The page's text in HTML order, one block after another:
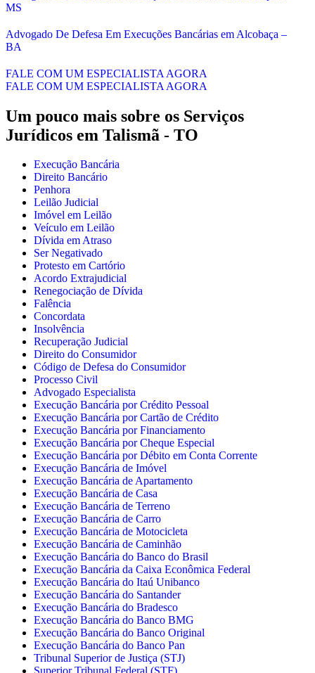
MS
Advogado De Defesa Em Execuções Bancárias em Alcobaça –
BA
FALE COM UM ESPECIALISTA AGORA
FALE COM UM ESPECIALISTA AGORA
Um pouco mais sobre os Serviços
Jurídicos em Talismã - TO
Execução Bancária
Direito Bancário
Penhora
Leilão Judicial
Imóvel em Leilão
Veículo em Leilão
Dívida em Atraso
Ser Negativado
Protesto em Cartório
Acordo Extrajudicial
Renegociação de Dívida
Falência
Concordata
Insolvência
Recuperação Judicial
Direito do Consumidor
Código de Defesa do Consumidor
Processo Civil
Advogado Especialista
Execução Bancária por Crédito Pessoal
Execução Bancária por Cartão de Crédito
Execução Bancária por Financiamento
Execução Bancária por Cheque Especial
Execução Bancária por Débito em Conta Corrente
Execução Bancária de Imóvel
Execução Bancária de Apartamento
Execução Bancária de Casa
Execução Bancária de Terreno
Execução Bancária de Carro
Execução Bancária de Motocicleta
Execução Bancária de Caminhão
Execução Bancária do Banco do Brasil
Execução Bancária da Caixa Econômica Federal
Execução Bancária do Itaú Unibanco
Execução Bancária do Santander
Execução Bancária do Bradesco
Execução Bancária do Banco BMG
Execução Bancária do Banco Original
Execução Bancária do Banco Pan
Tribunal Superior de Justiça (STJ)